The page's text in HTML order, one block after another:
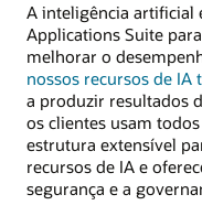
A inteligência artificial
Applications Suite
melhorar o
nossos recursos de
a produzir resultados
os clientes usam
estrutura extensível
recursos de IA e
segurança e a